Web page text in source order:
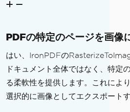
PDFの特定のページを画像
はい、IronPDFの
ドキュメント全体ではなく、特定
る柔軟性を提供します。これによ
選択的に画像としてエクスポート